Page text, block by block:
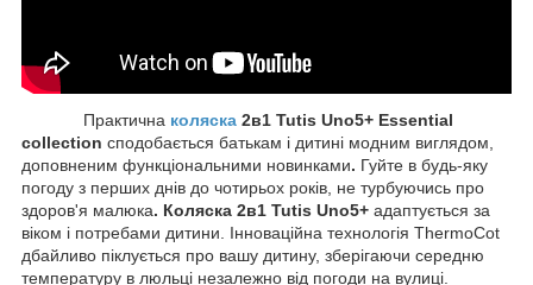
Практична коляска 2в1 Tutis Uno5+ Essential
collection сподобається батькам і дитині модним виглядом,
доповненим функціональними новинками. Гуйте в будь-яку
погоду з перших днів до чотирьох років, не турбуючись про
здоров'я малюка. Коляска 2в1 Tutis Uno5+ адаптується за
віком і потребами дитини. Інноваційна технологія ThermoCot
дбайливо піклується про вашу дитину, зберігаючи середню
температуру в люльці незалежно від погоди на вулиці.